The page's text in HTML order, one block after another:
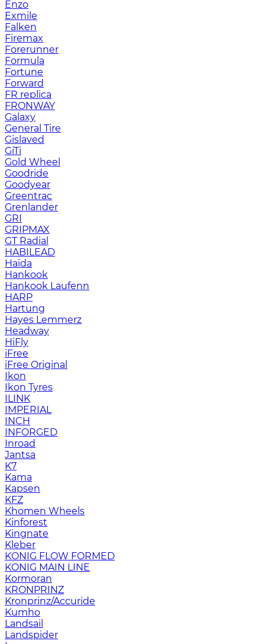
Enzo
Exmile
Falken
Firemax
Forerunner
Formula
Fortune
Forward
FR replica
FRONWAY
Galaxy
General Tire
Gislaved
GiTi
Gold Wheel
Goodride
Goodyear
Greentrac
Grenlander
GRI
GRIPMAX
GT Radial
HABILEAD
Haida
Hankook
Hankook Laufenn
HARP
Hartung
Hayes Lemmerz
Headway
HiFly
iFree
iFree Original
Ikon
Ikon Tyres
ILINK
IMPERIAL
INCH
INFORGED
Inroad
Jantsa
K7
Kama
Kapsen
KFZ
Khomen Wheels
Kinforest
Kingnate
Kleber
KONIG FLOW FORMED
KONIG MAIN LINE
Kormoran
KRONPRINZ
Kronprinz/Accuride
Kumho
Landsail
Landspider